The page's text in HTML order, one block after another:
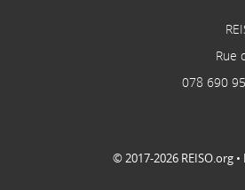
Rue
078 690
© 2017-2026 REISO.org •